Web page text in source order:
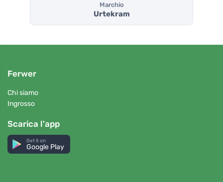
Marchio
Urtekram
Ferwer
Chi siamo
Ingrosso
Scarica l'app
Get it on
Google Play